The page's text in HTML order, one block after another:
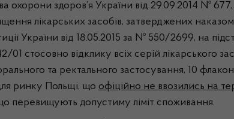
охорони здоров’я України від 29.09.2014 №
лікарських засобів, затверджених
України від 18.05.2015 за № 550/2699, на
01 стосовно відклику всіх серій
та ректального застосування, 10
ринку Польщі, що офіційно не ввозились на
перевищують допустиму ліміт споживання.